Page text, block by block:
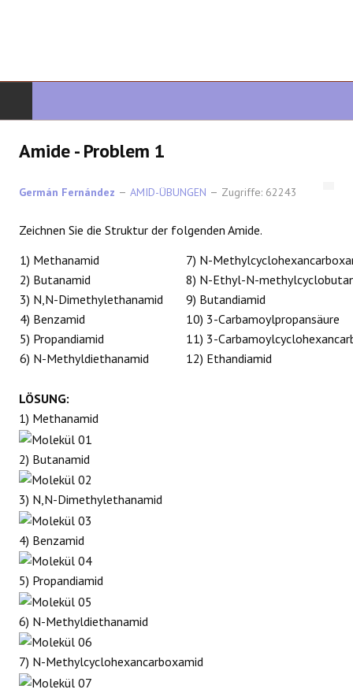
HETEROZYKLEN
SYNTHESE
SPEKTROSKOPIE
Amide - Problem 1
Germán Fernández AMID-ÜBUNGEN Zugriffe: 62243
Zeichnen Sie die Struktur der folgenden Amide.
1) Methanamid
2) Butanamid
3) N,N-Dimethylethanamid
4) Benzamid
5) Propandiamid
6) N-Methyldiethanamid
7) N-
8) N-Ethyl-N-
9) Butandiamid
10) 3-Carbamoylpropansäure
11) 3-
12) Ethandiamid
LÖSUNG:
1) Methanamid
2) Butanamid
3) N,N-Dimethylethanamid
4) Benzamid
5) Propandiamid
6) N-Methyldiethanamid
7) N-Methylcyclohexancarboxamid